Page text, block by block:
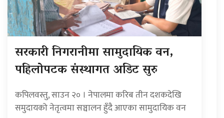
सरकारी निगरानीमा सामुदायिक वन,
पहिलोपटक संस्थागत अडिट सुरु
कपिलवस्तु, साउन २० । नेपालमा करिब तीन दशकदेखि
समुदायको नेतृत्वमा सञ्चालन हुँदै आएका सामुदायिक वन